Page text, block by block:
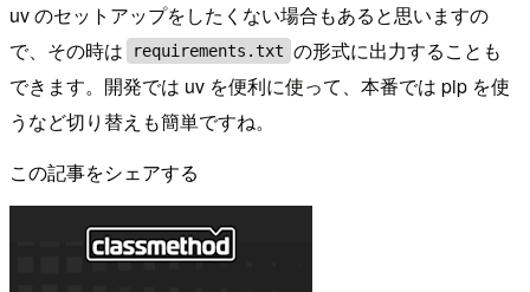
uv のセットアップをしたくない場合もあると思いますの
で、その時は
requirements.txt の形式に出力することも
できます。開発では uv を便利に使って、本番では pip を使
うなど切り替えも簡単ですね。
この記事をシェアする